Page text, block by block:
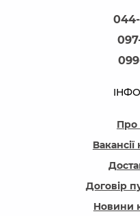
Про
Договір
Новини